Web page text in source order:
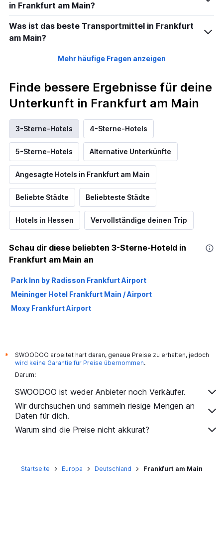
in Frankfurt am Main?
Was ist das beste Transportmittel in Frankfurt
am Main?
Mehr häufige Fragen anzeigen
Finde bessere Ergebnisse für deine
Unterkunft in Frankfurt am Main
3-Sterne-Hotels 4-Sterne-Hotels
5-Sterne-Hotels Alternative Unterkünfte
Angesagte Hotels in Frankfurt am Main
Beliebte Städte Beliebteste Städte
Hotels in Hessen Vervollständige deinen Trip
Schau dir diese beliebten 3-Sterne-Hoteld in
Frankfurt am Main an
Park Inn by Radisson Frankfurt Airport
Meininger Hotel Frankfurt Main / Airport
Moxy Frankfurt Airport
*
SWOODOO arbeitet hart daran, genaue Preise zu erhalten, jedoch
wird keine Garantie für Preise übernommen.
Darum:
SWOODOO ist weder Anbieter noch Verkäufer.
Wir durchsuchen und sammeln riesige Mengen an
Daten für dich.
Warum sind die Preise nicht akkurat?
Startseite Europa Deutschland Frankfurt am Main